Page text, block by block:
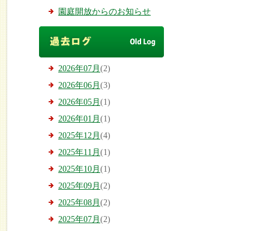
園庭開放からのお知らせ
2026年07月 (2)
2026年06月 (3)
2026年05月 (1)
2026年01月 (1)
2025年12月 (4)
2025年11月 (1)
2025年10月 (1)
2025年09月 (2)
2025年08月 (2)
2025年07月 (2)